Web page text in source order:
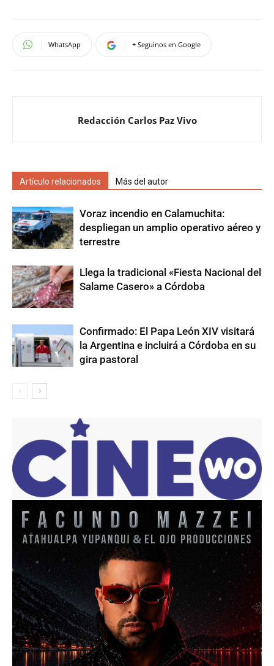
WhatsApp + Seguinos en Google
Redacción Carlos Paz Vivo
Artículo relacionados Más del autor
Voraz incendio en Calamuchita:
despliegan un amplio operativo aéreo y
terrestre
Llega la tradicional «Fiesta Nacional del
Salame Casero» a Córdoba
Confirmado: El Papa León XIV visitará
la Argentina e incluirá a Córdoba en su
gira pastoral